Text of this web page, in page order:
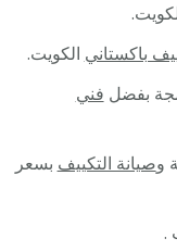
باكستاني الكويت.
بفضل فني
وصيانة التكييف بسعر
.